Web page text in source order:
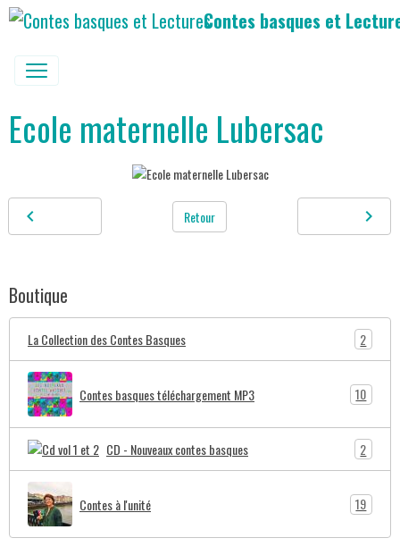
Contes basques et
Ecole maternelle Lubersac
Retour
Boutique
La Collection des Contes Basques 2
Contes basques téléchargement MP3 10
CD - Nouveaux contes basques 2
Contes à l'unité 19